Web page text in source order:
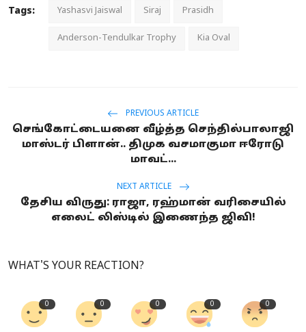
Tags: Yashasvi Jaiswal Siraj Prasidh
Anderson-Tendulkar Trophy Kia Oval
PREVIOUS ARTICLE
செங்கோட்டையனை வீழ்த்த செந்தில்பாலாஜி
மாஸ்டர் பிளான்.. திமுக வசமாகுமா ஈரோடு
மாவட்...
NEXT ARTICLE
தேசிய விருது: ராஜா, ரஹ்மான் வரிசையில்
எலைட் லிஸ்டில் இணைந்த ஜிவி!
WHAT'S YOUR REACTION?
0 0 0 0 0